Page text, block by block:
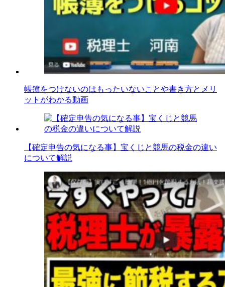
帳簿をつけないのはもったいないことや書き方とメリ
ットがわかる動画
【確定申告の気になる事】宝くじと競馬の税金の違い
について解説